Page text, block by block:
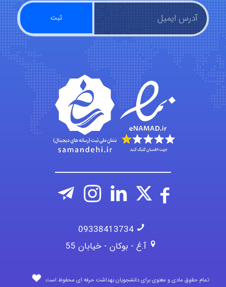
ehtesham
Iman Hosseini
Chehri
09338413734
آ.غ - بوکان - خیابان 55
تمام حقوق مادی و معنوی برای دانشجویان بهداشت حرفه ای محفوظ است